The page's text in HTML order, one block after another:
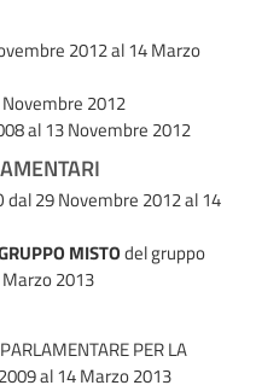
2012 al 14 Marzo
2012
al 13 Novembre 2012
dal 29 Novembre 2012 al 14
MISTOdel gruppo
2013
PER LA
al 14 Marzo 2013